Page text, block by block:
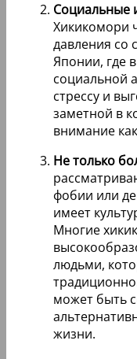
Социальные
Хикикомори
давления со
Японии, где
социальной
стрессу и
заметной в
внимание
Не только
фобии или
имеет
Многие
людьми,
может быть
жизни.